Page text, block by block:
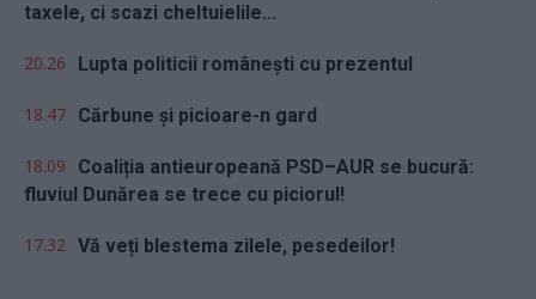
taxele, ci scazi cheltuielile...
20.26 Lupta politicii românești cu prezentul
18.47 Cărbune și picioare-n gard
18.09
Coaliția antieuropeană PSD–AUR se bucură:
fluviul Dunărea se trece cu piciorul!
17.32 Vă veți blestema zilele, pesedeilor!